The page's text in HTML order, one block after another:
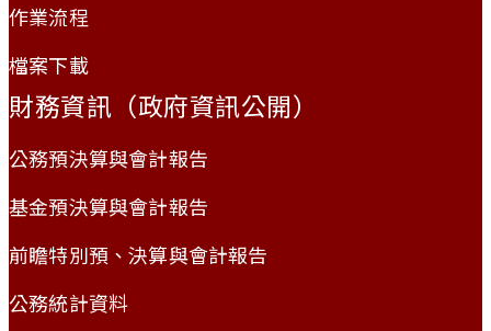
作業流程
檔案下載
財務資訊（政府資訊公開）
公務預決算與會計報告
基金預決算與會計報告
前瞻特別預、決算與會計報告
公務統計資料